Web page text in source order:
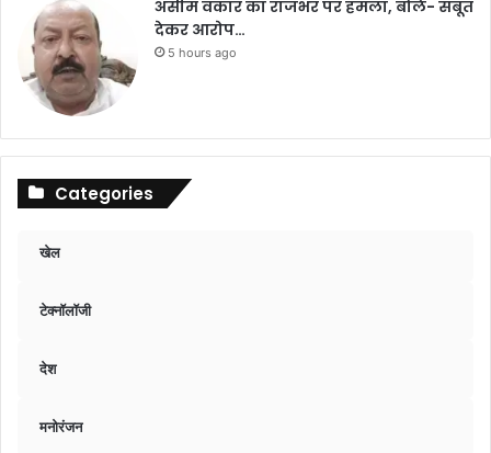
असीम वकार का राजभर पर हमला, बोले- सबूत
देकर आरोप…
5 hours ago
Categories
खेल
टेक्नॉलॉजी
देश
मनोरंजन